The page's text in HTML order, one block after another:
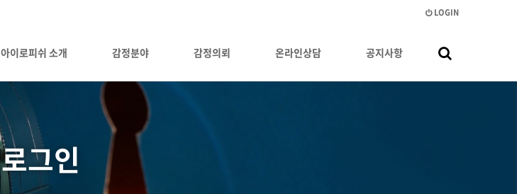
LOGIN
아이로피쉬 소개 감정분야 감정의뢰 온라인상담 공지사항
로그인